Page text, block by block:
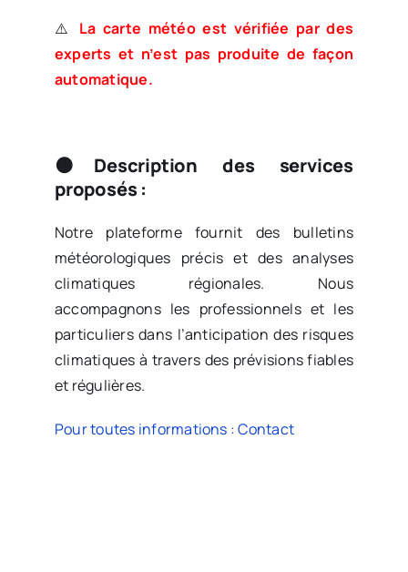
⚠️ La carte météo est vérifiée par des
experts et n’est pas produite de façon
automatique.
🟠Description des services
proposés :
Notre plateforme fournit des bulletins
météorologiques précis et des analyses
climatiques régionales. Nous
accompagnons les professionnels et les
particuliers dans l’anticipation des risques
climatiques à travers des prévisions fiables
et régulières.
Pour toutes informations : Contact